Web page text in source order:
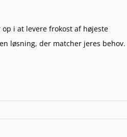
i at levere frokost af højeste
løsning, der matcher jeres behov.